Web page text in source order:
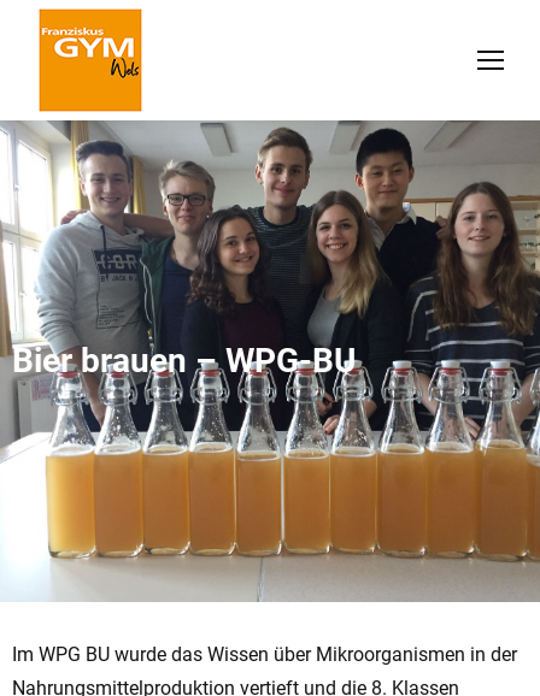
Bier brauen – WPG-BU
Im WPG BU wurde das Wissen über Mikroorganismen in der
Nahrungsmittelproduktion vertieft und die 8. Klassen